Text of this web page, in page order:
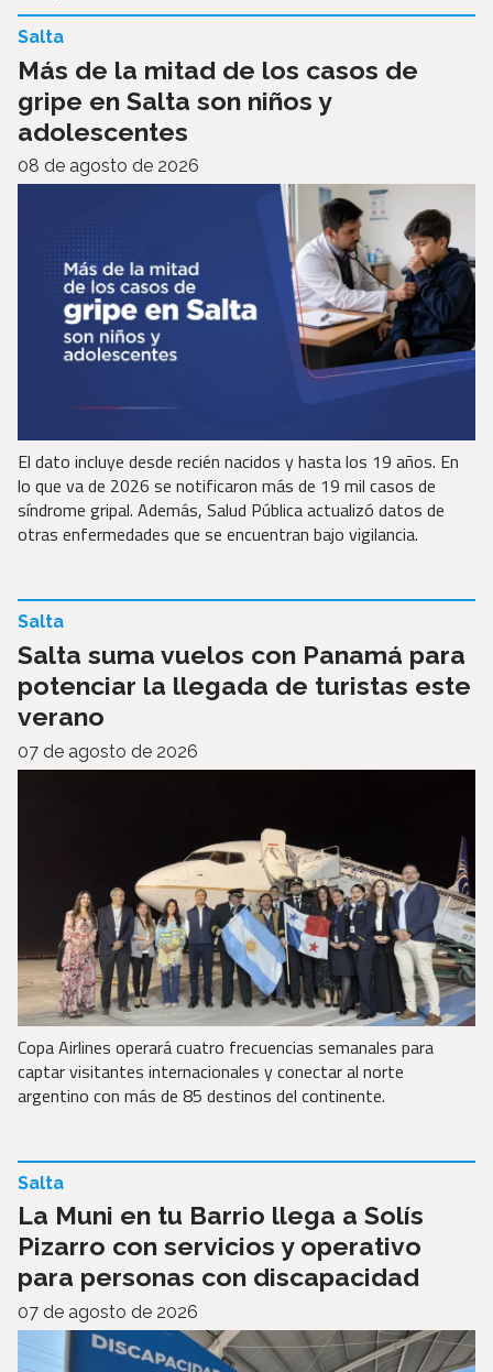
Más de la mitad de los casos de
gripe en Salta son niños y
adolescentes
Salta
08 de agosto de 2026
El dato incluye desde recién nacidos y hasta los 19 años. En
lo que va de 2026 se notificaron más de 19 mil casos de
síndrome gripal. Además, Salud Pública actualizó datos de
otras enfermedades que se encuentran bajo vigilancia.
Salta suma vuelos con Panamá para
potenciar la llegada de turistas este
verano
Salta
07 de agosto de 2026
Copa Airlines operará cuatro frecuencias semanales para
captar visitantes internacionales y conectar al norte
argentino con más de 85 destinos del continente.
La Muni en tu Barrio llega a Solís
Pizarro con servicios y operativo
para personas con discapacidad
Salta
07 de agosto de 2026